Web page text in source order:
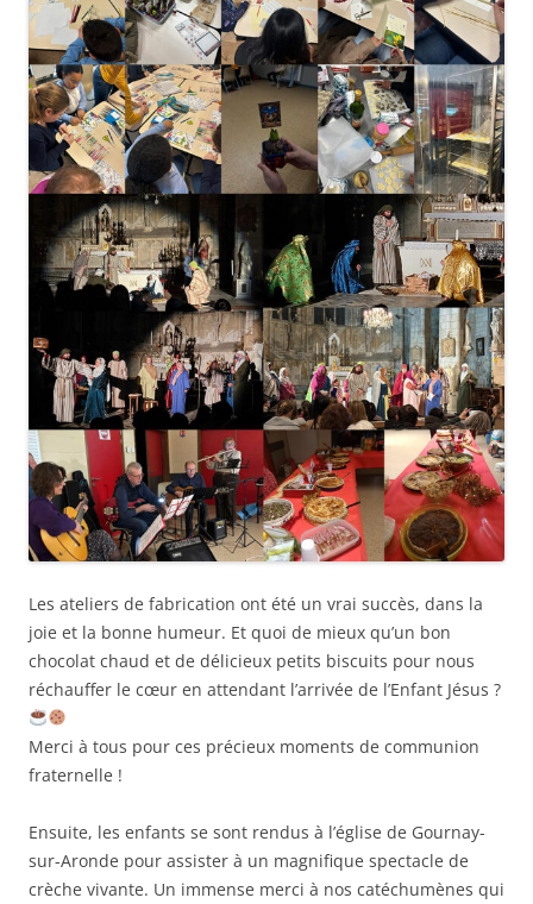
Les ateliers de fabrication ont été un vrai succès, dans la
joie et la bonne humeur. Et quoi de mieux qu’un bon
chocolat chaud et de délicieux petits biscuits pour nous
réchauffer le cœur en attendant l’arrivée de l’Enfant Jésus ?
Merci à tous pour ces précieux moments de communion
fraternelle !
Ensuite, les enfants se sont rendus à l’église de Gournay-
sur-Aronde pour assister à un magnifique spectacle de
crèche vivante. Un immense merci à nos catéchumènes qui